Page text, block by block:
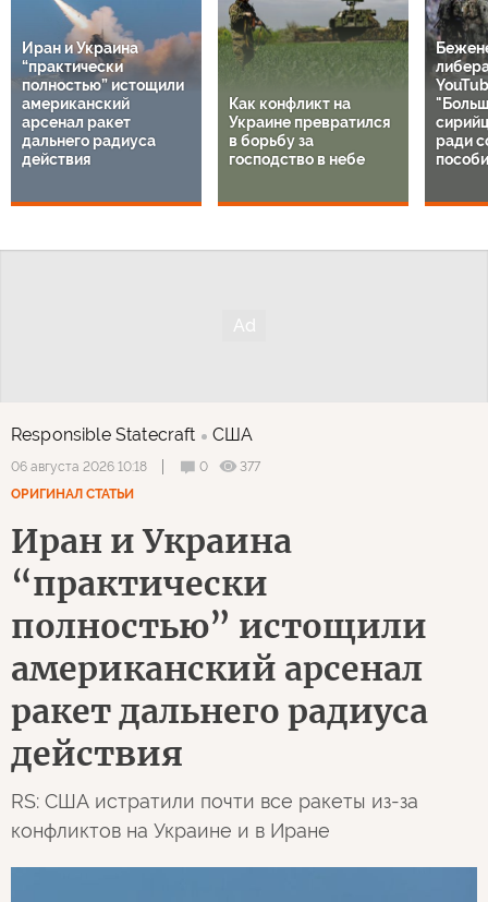
Иран и Украина
“практически
полностью” истощили
американский
арсенал ракет
дальнего радиуса
действия
Как конфликт на
Украине превратился
в борьбу за
господство в небе
ради
Responsible Statecraft США
06 августа 2026 10:18 0
377
ОРИГИНАЛ СТАТЬИ
Иран и Украина
“практически
полностью” истощили
американский арсенал
ракет дальнего радиуса
действия
RS: США истратили почти все ракеты из-за
конфликтов на Украине и в Иране